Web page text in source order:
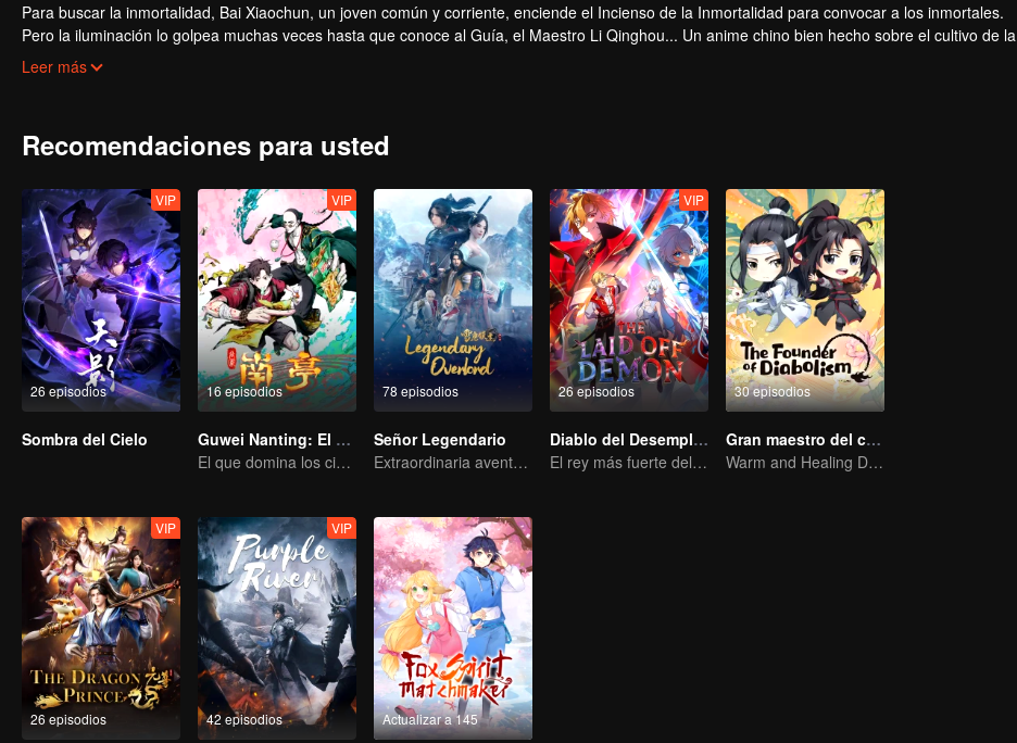
Para buscar la inmortalidad, Bai Xiaochun, un joven común y corriente, enciende el Incienso de la Inmortalidad para convocar a los inmortales.
Pero la iluminación lo golpea muchas veces hasta que conoce al Guía, el Maestro Li Qinghou... Un anime chino bien hecho sobre el cultivo de la
inmortalidad con numerosas tramas divertidas. Ven a verlo para llenar tu verano de alegría.
Leer más
Recomendaciones para usted
26 episodios
VIP
Sombra del Cielo
16 episodios
VIP
Guwei Nanting: El Elegido
El que domina los cielos — ¡Que comience la batalla!
78 episodios
Señor Legendario
Extraordinaria aventura, una adolescente renacida de la adversidad.
26 episodios
VIP
Diablo del Desempleo
El rey más fuerte del inframundo más competitivo
30 episodios
Gran maestro del cultivo demoníaco Q
Warm and Healing Daily Life
26 episodios
VIP
42 episodios
VIP
Actualizar a 145